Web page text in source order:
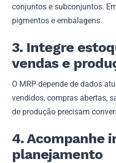
conjuntos e subconjuntos.
pigmentos e embalagens.
3. Integre
vendas e
O MRP depende de dados
vendidos, compras abertas,
de produção precisam
4. Acompanhe
planejamento